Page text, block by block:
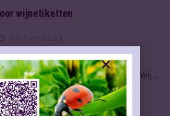
wijnetiketten
is het zover. Dan gelden de
wijnetiketten voor zowel de wij ...